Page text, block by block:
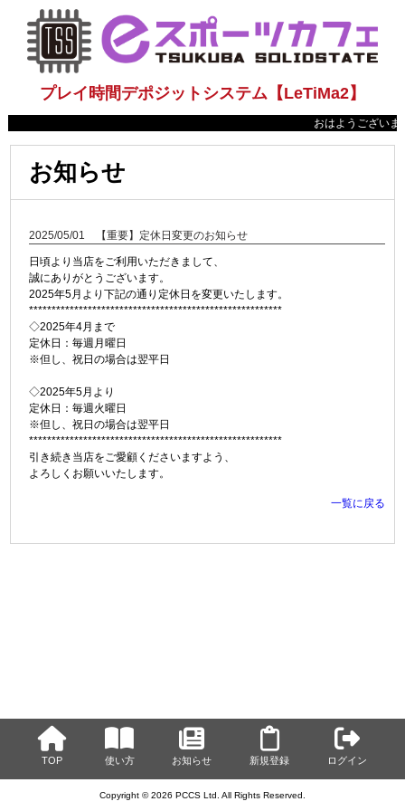
プレイ時間デポジットシステム【LeTiMa2】
おはようござい
お知らせ
2025/05/01 【重要】定休日変更のお知らせ
日頃より当店をご利用いただきまして、
誠にありがとうございます。
2025年5月より下記の通り定休日を変更いたします。
********************************************************
◇2025年4月まで
定休日：毎週月曜日
※但し、祝日の場合は翌平日
◇2025年5月より
定休日：毎週火曜日
※但し、祝日の場合は翌平日
********************************************************
引き続き当店をご愛顧くださいますよう、
よろしくお願いいたします。
一覧に戻る
TOP 使い方 お知らせ 新規登録 ログイン
Copyright © 2026 PCCS Ltd. All Rights Reserved.